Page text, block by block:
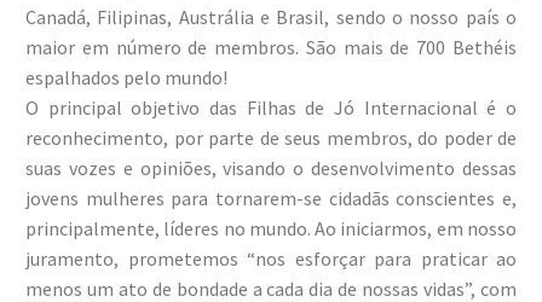
Canadá, Filipinas, Austrália e Brasil, sendo o nosso país o
maior em número de membros. São mais de 700 Bethéis
espalhados pelo mundo!
O principal objetivo das Filhas de Jó Internacional é o
reconhecimento, por parte de seus membros, do poder de
suas vozes e opiniões, visando o desenvolvimento dessas
jovens mulheres para tornarem-se cidadãs conscientes e,
principalmente, líderes no mundo. Ao iniciarmos, em nosso
juramento, prometemos “nos esforçar para praticar ao
menos um ato de bondade a cada dia de nossas vidas”, com